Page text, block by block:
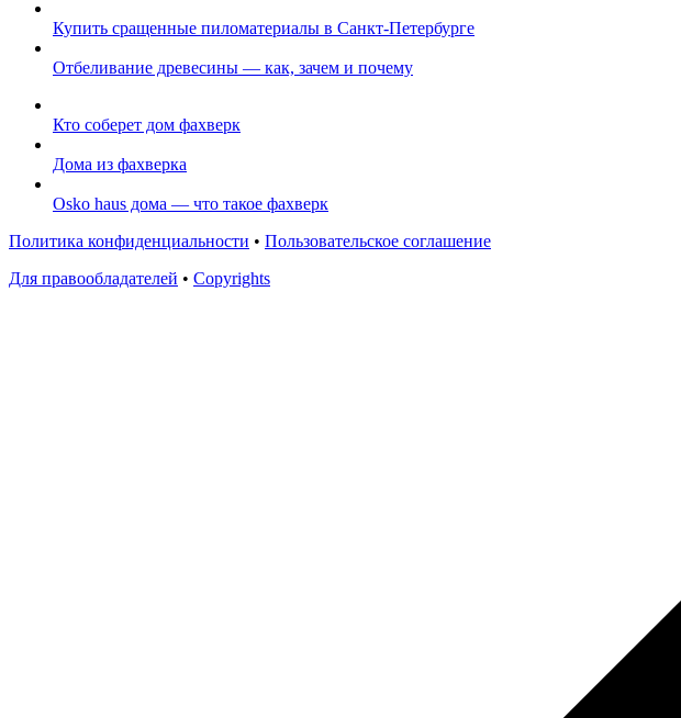
Купить сращенные пиломатериалы в Санкт-Петербурге
Отбеливание древесины — как, зачем и почему
Кто соберет дом фахверк
Дома из фахверка
Osko haus дома — что такое фахверк
Политика конфиденциальности • Пользовательское соглашение
Для правообладателей • Copyrights